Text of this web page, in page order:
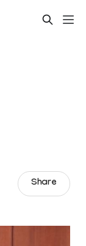
Share